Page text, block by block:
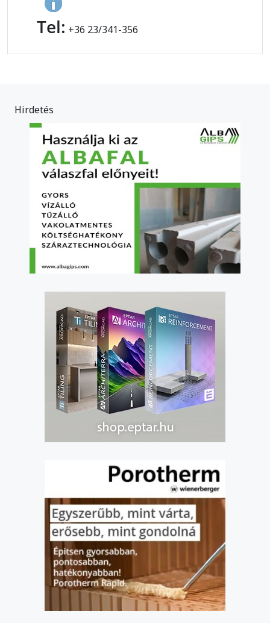
Tel: +36 23/341-356
Hirdetés